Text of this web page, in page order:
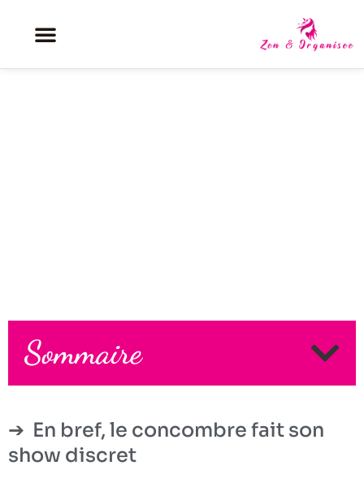
Sommaire
En bref, le concombre fait son
show discret